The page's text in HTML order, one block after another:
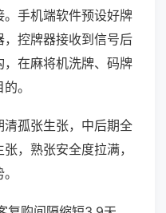
手机端软件预设好牌
控牌器接收到信号后
在麻将机洗牌、码牌
。
孤张生张，中后期全
，熟张安全度拉满，